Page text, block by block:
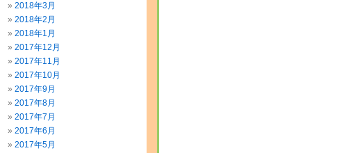
2018年3月
2018年2月
2018年1月
2017年12月
2017年11月
2017年10月
2017年9月
2017年8月
2017年7月
2017年6月
2017年5月